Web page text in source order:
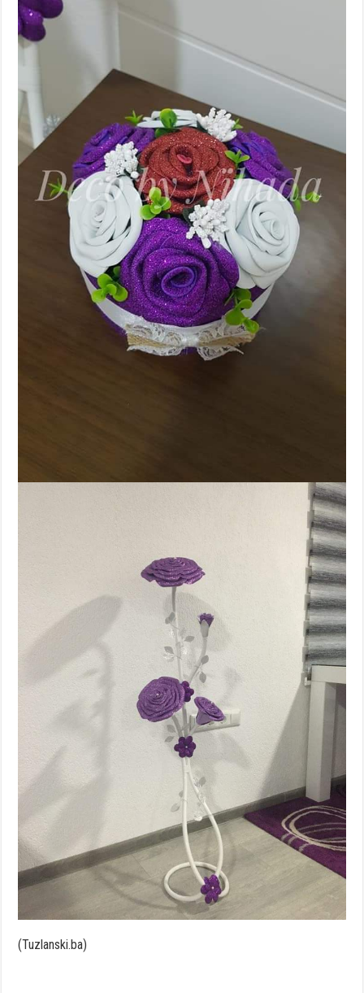
(Tuzlanski.ba)